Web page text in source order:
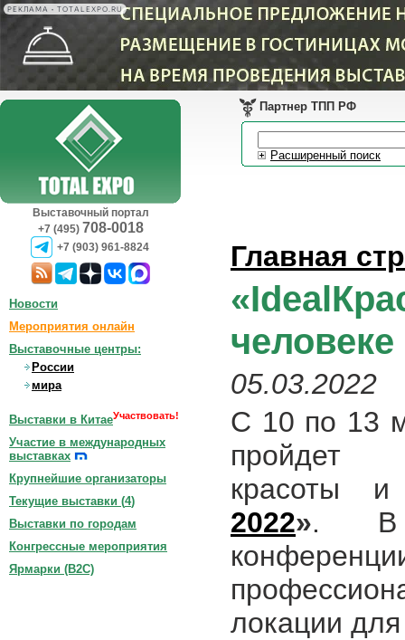
РЕКЛАМА • TOTALEXPO.RU
Выставочный портал
+7 (495) 708-0018
+7 (903) 961-8824
Партнер ТПП РФ
Расширенный поиск
Главная
05.03.2022
С 10 по 13
пройдет
красоты
2022». В
локации
Новости
Мероприятия онлайн
Выставочные центры:
России
мира
Выставки в КитаеУчаствовать!
Участие в международных
выставках
Крупнейшие организаторы
Текущие выставки (4)
Выставки по городам
Конгрессные мероприятия
Ярмарки (B2C)